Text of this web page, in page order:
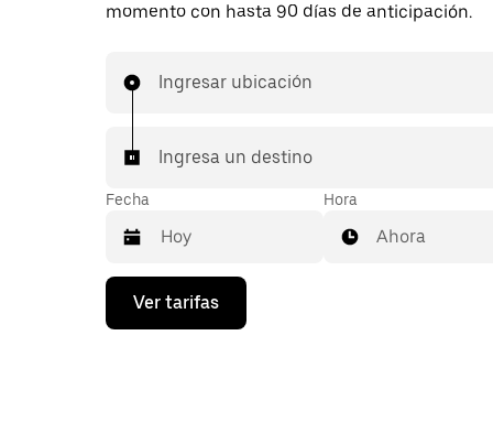
momento con hasta 90 días de anticipación.
Ingresar ubicación
Ingresa un destino
Fecha
Presiona
flecha
Hora
Ahora
Ver tarifas